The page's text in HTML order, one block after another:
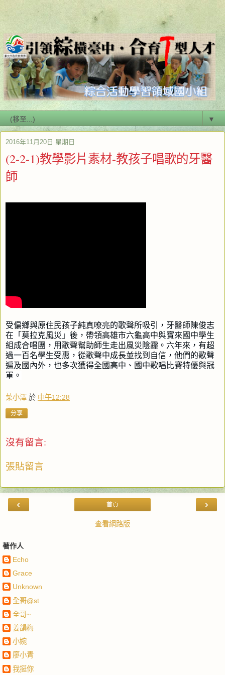
▼
2016年11月20日 星期日
(2-2-1)教學影片素材-教孩子唱歌的牙醫
師
受偏鄉與原住民孩子純真嘹亮的歌聲所吸引，牙醫師陳俊志
在「莫拉克風災」後，帶領高雄市六龜高中與寶來國中學生
組成合唱團，用歌聲幫助師生走出風災陰霾。六年來，有超
過一百名學生受惠，從歌聲中成長並找到自信，他們的歌聲
遍及國內外，也多次獲得全國高中、國中歌唱比賽特優與冠
軍。
菜小澤 於 中午12:28
分享
沒有留言:
張貼留言
‹ ›
首頁
查看網路版
著作人
Echo
Grace
Unknown
全哥@st
全哥~
姜韻梅
小婉
廖小青
我挺你